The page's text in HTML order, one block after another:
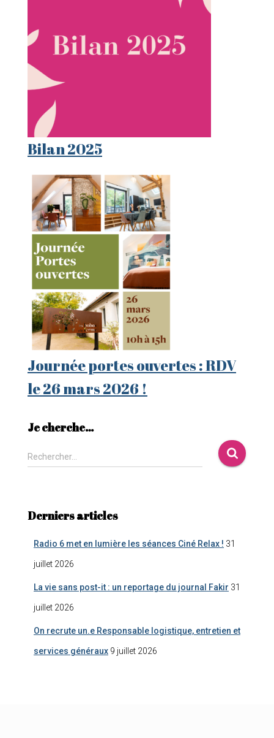
Bilan 2025
Journée portes ouvertes : RDV
le 26 mars 2026 !
Je cherche…
Rechercher…
Derniers articles
Radio 6 met en lumière les séances Ciné Relax ! 31
juillet 2026
La vie sans post-it : un reportage du journal Fakir 31
juillet 2026
On recrute un.e Responsable logistique, entretien et
services généraux 9 juillet 2026